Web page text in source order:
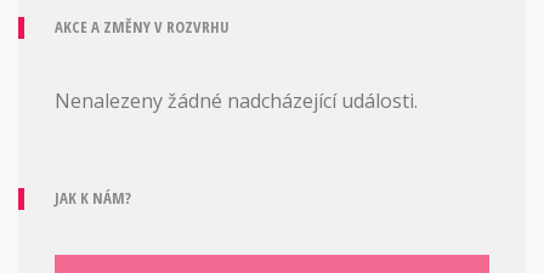
AKCE A ZMĚNY V ROZVRHU
Nenalezeny žádné nadcházející události.
JAK K NÁM?